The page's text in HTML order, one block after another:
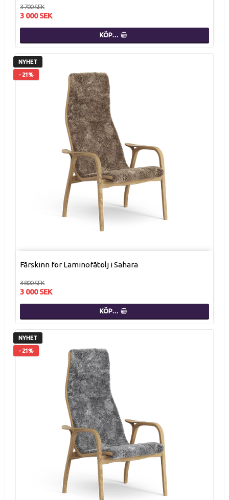
3 700 SEK
3 000 SEK
KÖP…
NYHET
- 21%
Fårskinn för Laminofåtölj i Sahara
3 800 SEK
3 000 SEK
KÖP…
NYHET
- 21%